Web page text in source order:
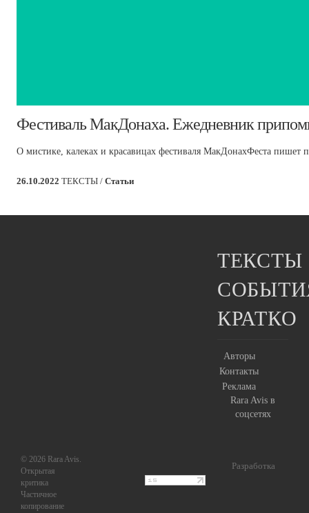
​Фестиваль МакДонаха. Ежедневник
О мистике, калеках и красавицах фестиваля МакДонахФеста пишет
26.10.2022 ТЕКСТЫ / Статьи
ТЕКСТЫ
КРАТКО
Авторы
Контакты
Реклама
Rara Avis в
соцсетях
Разработка
© 2026 Rara Avis.
Открытая
критика
Частичное
копирование